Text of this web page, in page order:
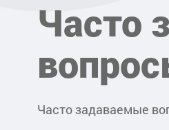
Часто
Часто задаваемые